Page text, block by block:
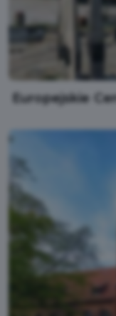
Europejskie